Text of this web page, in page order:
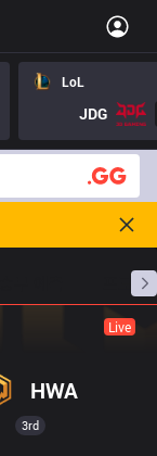
LoL
JDG
프로빌
Live
HWA
3rd